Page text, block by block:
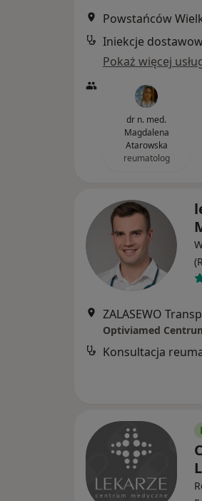
Powstańców
Iniekcje
Pokaż więcej
dr n. med.
Magdalena
Atarowska
reumatolog
ZALASEWO
Optiviamed
Konsultacja